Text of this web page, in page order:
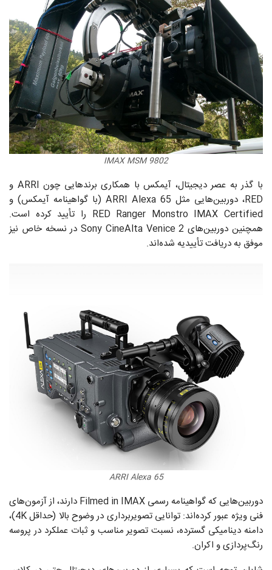
IMAX MSM 9802
با گذر به عصر دیجیتال، آیمکس با همکاری برندهایی چون ARRI و
RED، دوربین‌هایی مثل ARRI Alexa 65 (با گواهینامه آیمکس) و
RED Ranger Monstro IMAX Certified را تأیید کرده است.
همچنین دوربین‌های Sony CineAlta Venice 2 در نسخه خاص نیز
موفق به دریافت تأییدیه شده‌اند.
ARRI Alexa 65
دوربین‌هایی که گواهینامه رسمی Filmed in IMAX دارند، از آزمون‌های
فنی ویژه عبور کرده‌اند: توانایی تصویربرداری در وضوح بالا (حداقل 4K)،
دامنه دینامیکی گسترده، نسبت تصویر مناسب و ثبات عملکرد در پروسه
رنگ‌پردازی و اکران.